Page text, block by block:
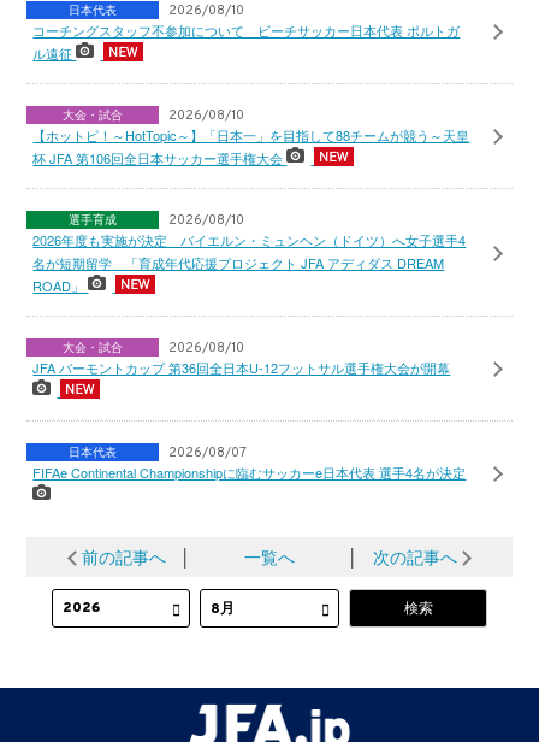
日本代表 2026/08/10
コーチングスタッフ不参加について ビーチサッカー日本代表 ポルトガ
ル遠征
大会・試合 2026/08/10
【ホットピ！～HotTopic～】「日本一」を目指して88チームが競う～天皇
杯 JFA 第106回全日本サッカー選手権大会
選手育成 2026/08/10
2026年度も実施が決定 バイエルン・ミュンヘン（ドイツ）へ女子選手4
名が短期留学 「育成年代応援プロジェクト JFA アディダス DREAM
ROAD」
大会・試合 2026/08/10
JFA バーモントカップ 第36回全日本U-12フットサル選手権大会が開幕
日本代表 2026/08/07
FIFAe Continental Championshipに臨むサッカーe日本代表 選手4名が決定
前の記事へ 一覧へ 次の記事へ